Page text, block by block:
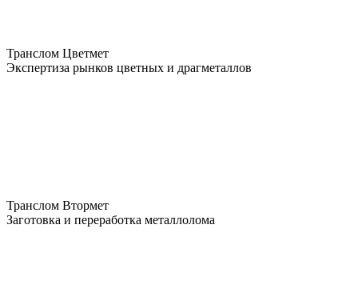
Транслом Цветмет
Экспертиза рынков цветных и драгметаллов
Транслом Втормет
Заготовка и переработка металлолома